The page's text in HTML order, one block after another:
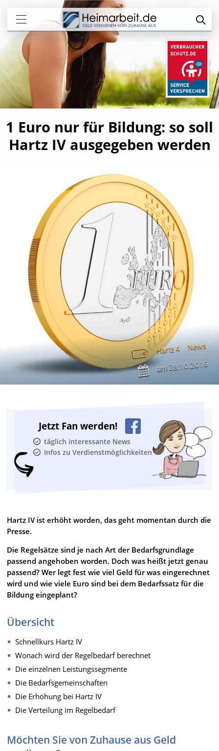
1 Euro nur für Bildung: so soll
Hartz IV ausgegeben werden
Hartz 4 News
am28.10.2016
Jetzt Fan werden!
täglich interessante News
Infos zu Verdienstmöglichkeiten
Hartz IV ist erhöht worden, das geht momentan durch die
Presse.
Die Regelsätze sind je nach Art der Bedarfsgrundlage
passend angehoben worden. Doch was heißt jetzt genau
passend? Wer legt fest wie viel Geld für was eingerechnet
wird und wie viele Euro sind bei dem Bedarfssatz für die
Bildung eingeplant?
Übersicht
Schnellkurs Hartz IV
Wonach wird der Regelbedarf berechnet
Die einzelnen Leistungssegmente
Die Bedarfsgemeinschaften
Die Erhöhung bei Hartz IV
Die Verteilung im Regelbedarf
Möchten Sie von Zuhause aus Geld